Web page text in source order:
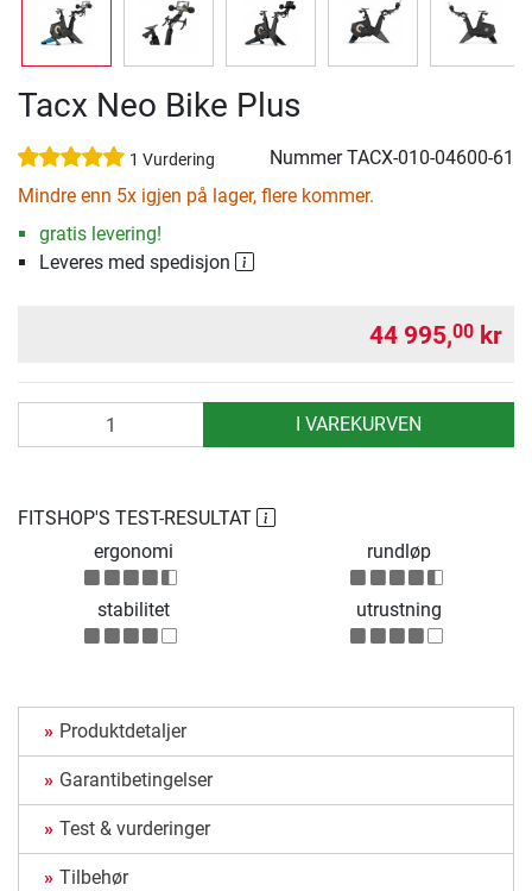
Tacx Neo Bike Plus
1 Vurdering NummerTACX-010-04600-61
Mindre enn 5x igjen på lager, flere kommer.
gratis levering!
Leveres med spedisjon
44 995,00 kr
I VAREKURVEN
FITSHOP'S TEST-RESULTAT
ergonomi
rundløp
stabilitet utrustning
Produktdetaljer
Garantibetingelser
Test & vurderinger
Tilbehør